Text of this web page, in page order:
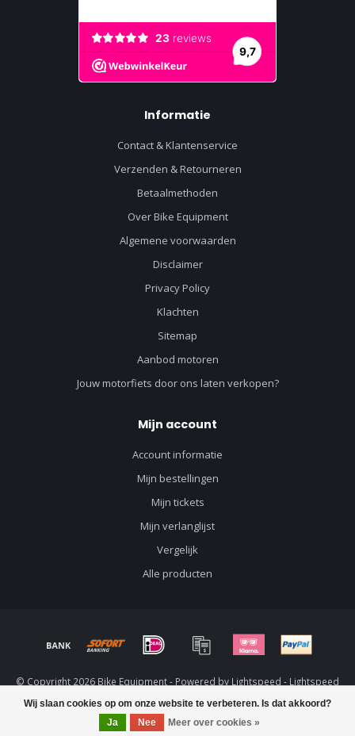
Wij slaan cookies op om onze website te verbeteren. Is dat akkoord?
Ja
Nee Meer over cookies »
Informatie
Contact & Klantenservice
Verzenden & Retourneren
Betaalmethoden
Over Bike Equipment
Algemene voorwaarden
Disclaimer
Privacy Policy
Klachten
Sitemap
Aanbod motoren
Jouw motorfiets door ons laten verkopen?
Mijn account
Account informatie
Mijn bestellingen
Mijn tickets
Mijn verlanglijst
Vergelijk
Alle producten
© Copyright 2026 Bike Equipment - Powered by Lightspeed - Lightspeed
designbyDyvelopment